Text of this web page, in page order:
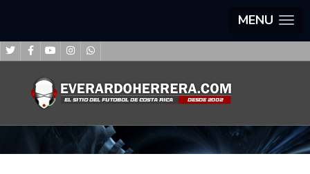
MENU